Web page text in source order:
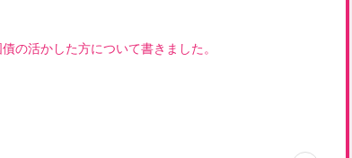
の活かした方について書きました。